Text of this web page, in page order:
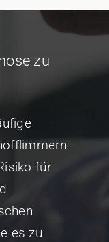
zu
für
es zu